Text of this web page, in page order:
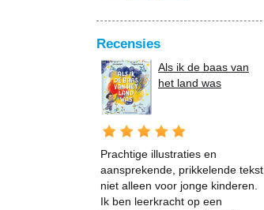
Recensies
Als ik de baas van
het land was
Prachtige illustraties en
aansprekende, prikkelende tekst,
niet alleen voor jonge kinderen.
Ik ben leerkracht op een